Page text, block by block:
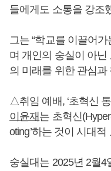
들에게도 소통을 강조
그는 “학교를 이끌어
며 개인의 숭실이 아
의 미래를 위한 관심과
△취임 예배, ‘초혁신
이윤재 는 초혁신
oting’하는 것이 시대
숭실대는 2025년 2월4